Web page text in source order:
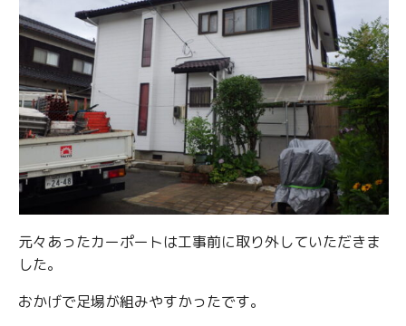
元々あったカーポートは工事前に取り外していただきま
した。
おかげで足場が組みやすかったです。